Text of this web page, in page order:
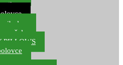
ribolov
PILLOWS